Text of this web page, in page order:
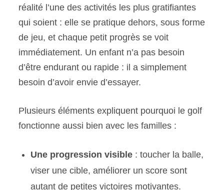
réalité l’une des activités les plus gratifiantes
qui soient : elle se pratique dehors, sous forme
de jeu, et chaque petit progrès se voit
immédiatement. Un enfant n’a pas besoin
d’être endurant ou rapide : il a simplement
besoin d’avoir envie d’essayer.
Plusieurs éléments expliquent pourquoi le golf
fonctionne aussi bien avec les familles :
Une progression visible: toucher la balle,
viser une cible, améliorer un score sont
autant de petites victoires motivantes.